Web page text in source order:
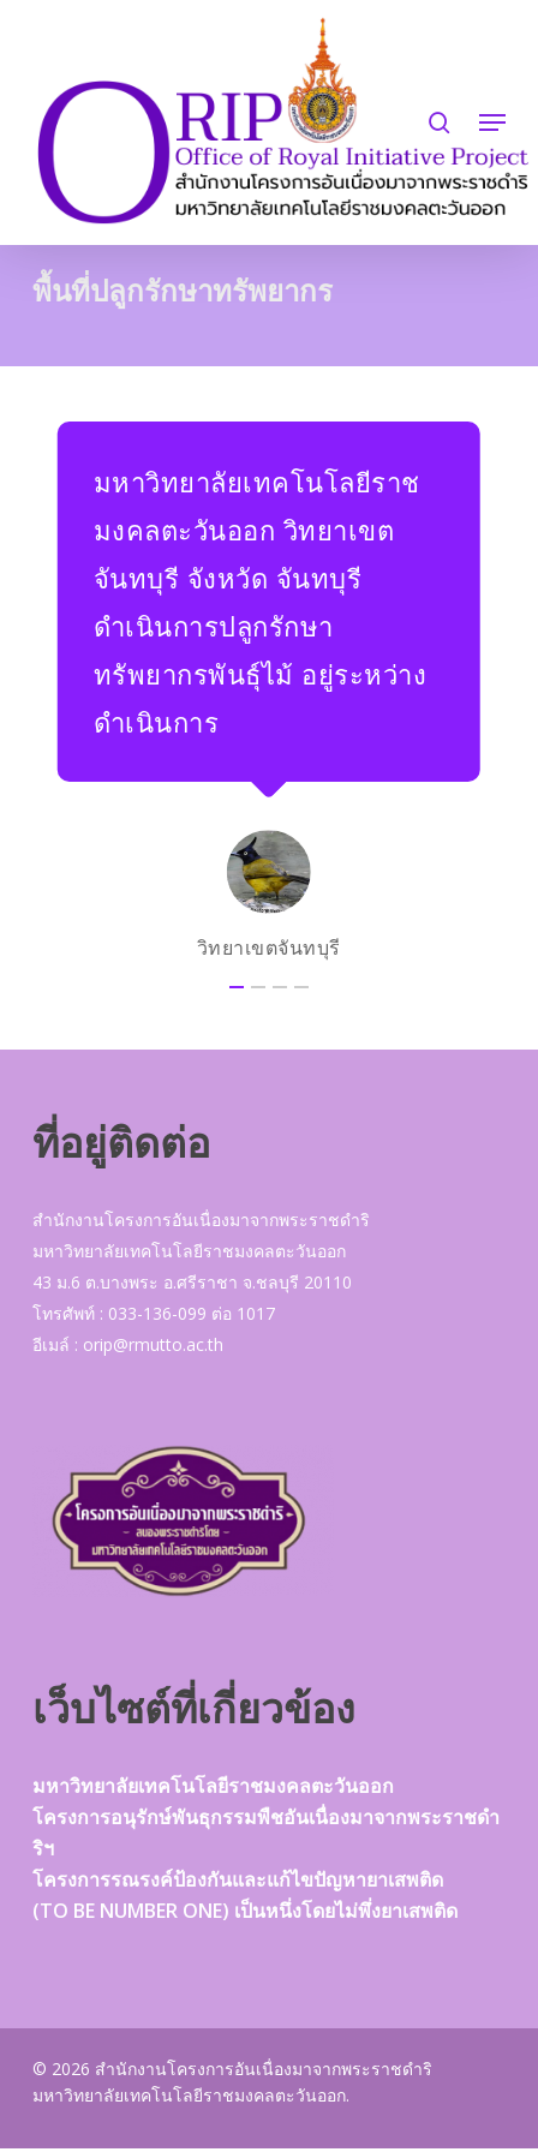
content
Menu
พื้นที่ปลูกรักษาทรัพยากร
มหาวิทยาลัยเทคโนโลยีราช
มงคลตะวันออก วิทยาเขต
จันทบุรี จังหวัด จันทบุรี
ดำเนินการปลูกรักษา
ทรัพยากรพันธุ์ไม้ อยู่ระหว่าง
ดำเนินการ
วิทยาเขตจันทบุรี
ที่อยู่ติดต่อ
สำนักงานโครงการอันเนื่องมาจากพระราชดำริ
มหาวิทยาลัยเทคโนโลยีราชมงคลตะวันออก
43 ม.6 ต.บางพระ อ.ศรีราชา จ.ชลบุรี 20110
โทรศัพท์ : 033-136-099 ต่อ 1017
อีเมล์ : orip@rmutto.ac.th
เว็บไซต์ที่เกี่ยวข้อง
มหาวิทยาลัยเทคโนโลยีราชมงคลตะวันออก
โครงการอนุรักษ์พันธุกรรมพืชอันเนื่องมาจากพระราชดำ
ริฯ
โครงการรณรงค์ป้องกันและแก้ไขปัญหายาเสพติด
(TO BE NUMBER ONE) เป็นหนึ่งโดยไม่พึ่งยาเสพติด
© 2026 สำนักงานโครงการอันเนื่องมาจากพระราชดำริ
มหาวิทยาลัยเทคโนโลยีราชมงคลตะวันออก.